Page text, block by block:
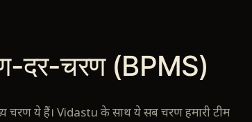
दर-चरण (BPMS)
चरण ये हैं। Vidastu के साथ ये सब चरण हमारी टीम